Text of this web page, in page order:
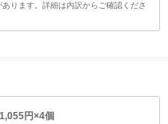
ります。詳細は内訳からご確認くださ
1,055円×4個